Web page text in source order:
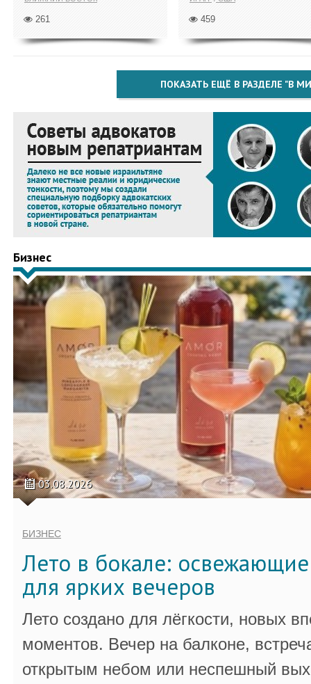
261 459
ПОКАЗАТЬ ЕЩЁ В РАЗДЕЛЕ "В
Бизнес
03.08.2026
БИЗНЕС
Лето в бокале:
для ярких вечеров
Лето создано для лёгкости, новых
моментов. Вечер на балконе,
открытым небом или неспешный